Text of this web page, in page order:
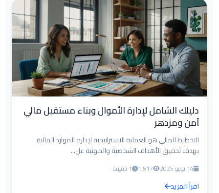
دليلك الشامل لإدارة الأموال وبناء مستقبل مالي
آمن ومزدهر
التخطيط المالي هو العملية الاستراتيجية لإدارة الموارد المالية
بهدف تحقيق الأهداف الشخصية والمهنية عل...
14 يونيو 2025 1,517 1 دقيقة
اقرأ المزيد